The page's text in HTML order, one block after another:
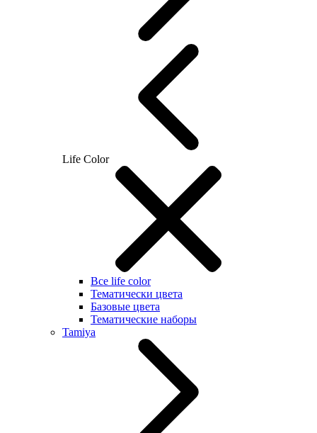
Life Color
Все life color
Тематически цвета
Базовые цвета
Тематические наборы
Tamiya